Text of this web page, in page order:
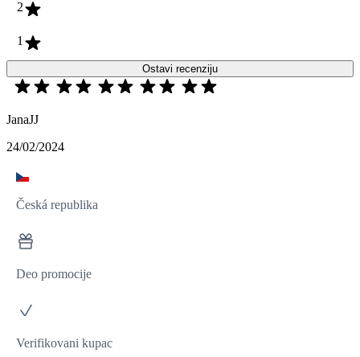
2
1
Ostavi recenziju
JanaJJ
24/02/2024
Česká republika
Deo promocije
Verifikovani kupac